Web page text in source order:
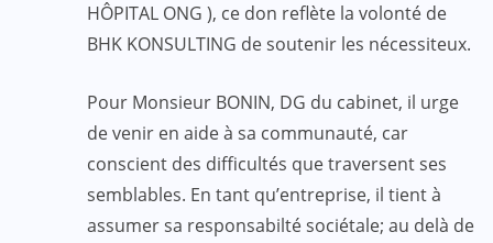
HÔPITAL ONG ), ce don reflète la volonté de
BHK KONSULTING de soutenir les nécessiteux.
Pour Monsieur BONIN, DG du cabinet, il urge
de venir en aide à sa communauté, car
conscient des difficultés que traversent ses
semblables. En tant qu’entreprise, il tient à
assumer sa responsabilté sociétale; au delà de